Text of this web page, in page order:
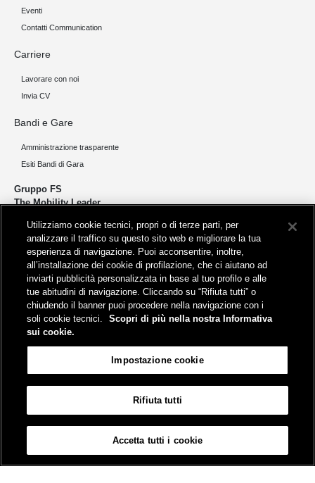
Eventi
Contatti Communication
Carriere
Lavorare con noi
Invia CV
Bandi e Gare
Amministrazione trasparente
Esiti Bandi di Gara
Gruppo FS
The Mobility Leader
Progettiamo e realizziamo infrastrutture per una mobilità sostenibile di
persone e merci. Accorciamo le distanze per lo sviluppo e la crescita
del nostro Paese.
Piazza della Croce Rossa, 1 - 00161 Roma
© Gruppo FS Italiane 2026
Protezione dati personali
Partita Iva 06359501001
Utilizziamo cookie tecnici, propri o di terze parti, per
analizzare il traffico su questo sito web e migliorare la tua
esperienza di navigazione. Puoi acconsentire, inoltre,
all’installazione dei cookie di profilazione, che ci aiutano ad
inviarti pubblicità personalizzata in base al tuo profilo e alle
tue abitudini di navigazione. Cliccando su “Rifiuta tutti” o
chiudendo il banner puoi procedere nella navigazione con i
soli cookie tecnici.
Scopri di più nella nostra Informativa
sui cookie.
Impostazione cookie
Rifiuta tutti
Accetta tutti i cookie